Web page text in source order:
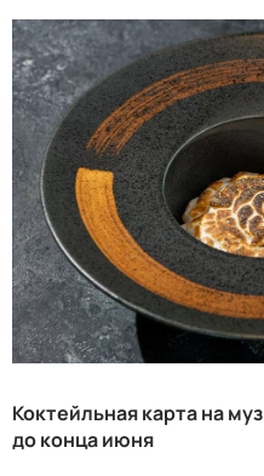
Коктейльная карта на
до конца июня